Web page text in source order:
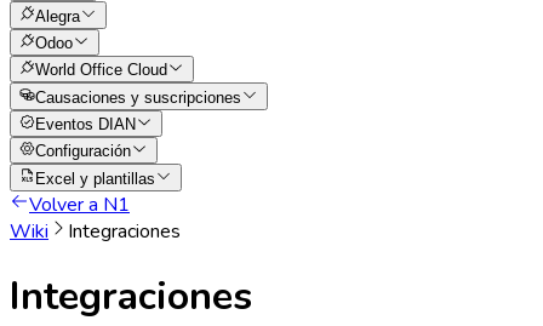
Alegra
Odoo
World Office Cloud
Causaciones y suscripciones
Eventos DIAN
Configuración
Excel y plantillas
Volver a N1
Wiki
Integraciones
Integraciones